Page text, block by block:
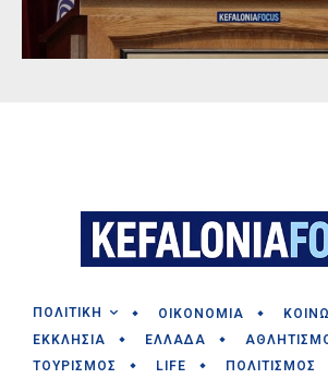
ΠΟΛΙΤΙΚΗ ΟΙΚΟΝΟΜΙΑ
ΕΚΚΛΗΣΙΑ
ΕΛΛΑΔΑ
ΤΟΥΡΙΣΜΟΣ
LIFE ΠΟΛΙΤΙΣΜΟΣ